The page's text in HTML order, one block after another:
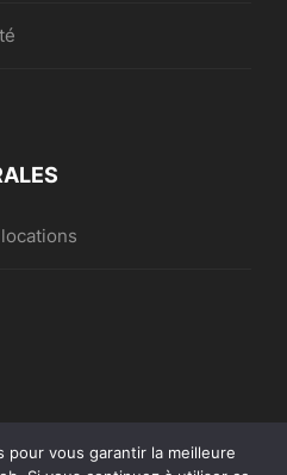
pour vous garantir la meilleure